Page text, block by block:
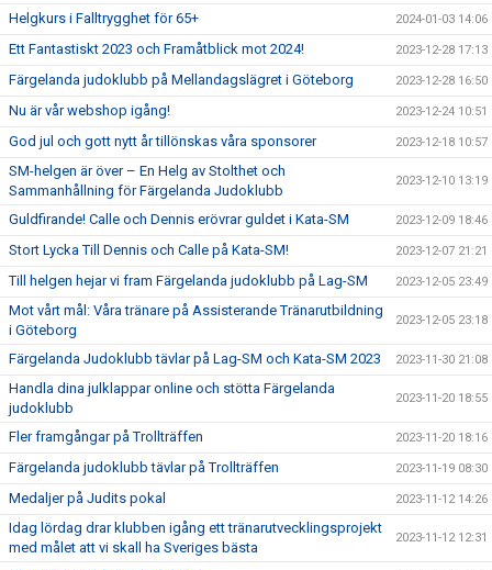
Helgkurs i Falltrygghet för 65+ 2024-01-03 14:06
Ett Fantastiskt 2023 och Framåtblick mot 2024! 2023-12-28 17:13
Färgelanda judoklubb på Mellandagslägret i Göteborg 2023-12-28 16:50
Nu är vår webshop igång! 2023-12-24 10:51
God jul och gott nytt år tillönskas våra sponsorer 2023-12-18 10:57
SM-helgen är över – En Helg av Stolthet och
Sammanhållning för Färgelanda Judoklubb
2023-12-10 13:19
Guldfirande! Calle och Dennis erövrar guldet i Kata-SM 2023-12-09 18:46
Stort Lycka Till Dennis och Calle på Kata-SM! 2023-12-07 21:21
Till helgen hejar vi fram Färgelanda judoklubb på Lag-SM 2023-12-05 23:49
Mot vårt mål: Våra tränare på Assisterande Tränarutbildning
i Göteborg
2023-12-05 23:18
Färgelanda Judoklubb tävlar på Lag-SM och Kata-SM 2023 2023-11-30 21:08
Handla dina julklappar online och stötta Färgelanda
judoklubb
2023-11-20 18:55
Fler framgångar på Trollträffen 2023-11-20 18:16
Färgelanda judoklubb tävlar på Trollträffen 2023-11-19 08:30
Medaljer på Judits pokal 2023-11-12 14:26
Idag lördag drar klubben igång ett tränarutvecklingsprojekt
med målet att vi skall ha Sveriges bästa
2023-11-12 12:31